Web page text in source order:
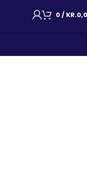
0/ KR.